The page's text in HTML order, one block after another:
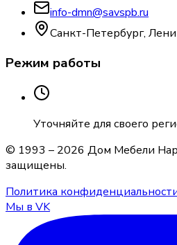
info-dmn@savspb.ru
Санкт-Петербург,
Режим работы
Уточняйте для своего
© 1993 – 2026 Дом Мебели
защищены.
Политика
Мы в VK